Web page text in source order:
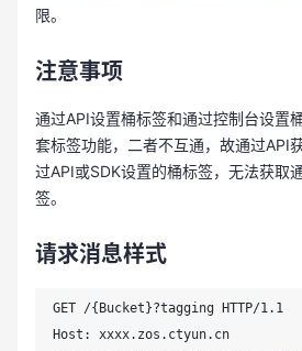
限。
注意事项
通过API设置桶标签和通过控制台设置
套标签功能，二者不互通，故通过API
过API或SDK设置的桶标签，无法获取
签。
请求消息样式
GET /{Bucket}?tagging HTTP/1.1
Host: xxxx.zos.ctyun.cn